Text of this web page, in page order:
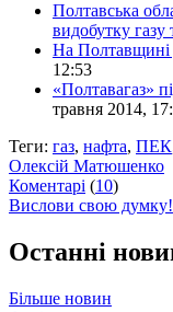
Полтавська
видобутку газу
На Полтавщині
12:53
«Полтавагаз»
травня 2014,
Теги: газ, нафта, ПЕК
Олексій Матюшенко
Коментарі (10)
Вислови свою думку!
Останні
Більше новин